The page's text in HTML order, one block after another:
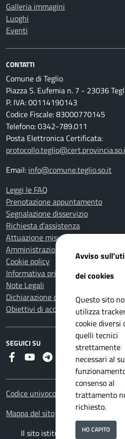
Galleria immagini
Luoghi
Eventi
CONTATTI
Comune di Teglio
Piazza S. Eufemia n. 7 - 23036
P. IVA: 00114190143
Codice Fiscale: 83000770145
Telefono: 0342-789.011
Posta Elettronica Certificata:
Email: info@comune.teglio.so.it
Leggi le FAQ
Prenotazione appuntamento
Segnalazione disservizio
Richiesta d'assistenza
Attuazione misure PNRR
Amministrazione trasparente
Cookie policy
Informativa privacy
Note Legali
Dichiarazione di accessibilità
Obiettivi di accessibilità
SEGUICI SU
Faceboook
YoutubeTelegram
RSS
Codice univoco fatturazione
Mappa del sito
Il sito istituzionale del
Avviso
dei cookies
Questo sito
utilizza
cookie diversi
quelli tecnici
strettamente
necessari al
consenso al
trattamento
richiesto.
HO CAPITO